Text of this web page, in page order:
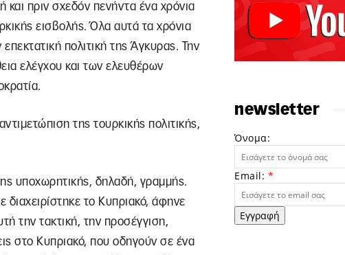
και πριν σχεδόν πενήντα ένα χρόνια
εισβολής. Όλα αυτά τα χρόνια
πολιτική της Άγκυρας. Την
ελέγχου και των ελευθέρων
της τουρκικής πολιτικής,
υποχωρητικής, δηλαδή, γραμμής.
διαχειρίστηκε το Κυπριακό, άφηνε
την τακτική, την προσέγγιση,
στο Κυπριακό, που οδηγούν σε ένα
newsletter
Όνομα:
Email: *
Εγγραφή